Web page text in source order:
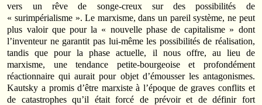
vers un rêve de songe-creux sur des possibilités de
« surimpérialisme ». Le marxisme, dans un pareil système, ne peut
plus valoir que pour la « nouvelle phase de capitalisme » dont
l’inventeur ne garantit pas lui-même les possibilités de réalisation,
tandis que pour la phase actuelle, il nous offre, au lieu de
marxisme, une tendance petite-bourgeoise et profondément
réactionnaire qui aurait pour objet d’émousser les antagonismes.
Kautsky a promis d’être marxiste à l’époque de graves conflits et
de catastrophes qu’il était forcé de prévoir et de définir fort